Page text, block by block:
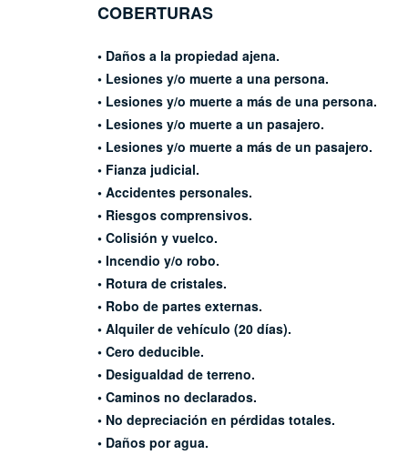
COBERTURAS
• Daños a la propiedad ajena.
• Lesiones y/o muerte a una persona.
• Lesiones y/o muerte a más de una persona.
• Lesiones y/o muerte a un pasajero.
• Lesiones y/o muerte a más de un pasajero.
• Fianza judicial.
• Accidentes personales.
• Riesgos comprensivos.
• Colisión y vuelco.
• Incendio y/o robo.
• Rotura de cristales.
• Robo de partes externas.
• Alquiler de vehículo (20 días).
• Cero deducible.
• Desigualdad de terreno.
• Caminos no declarados.
• No depreciación en pérdidas totales.
• Daños por agua.